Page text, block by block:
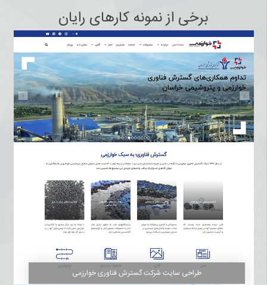
برخی از نمونه کارهای رایان
طراحی سایت شرکت گسترش فناوری خوارزمی